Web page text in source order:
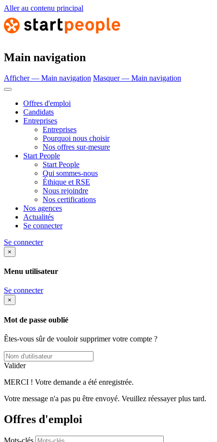
Aller au contenu principal
Main navigation
Afficher — Main navigation Masquer — Main navigation
Offres d'emploi
Candidats
Entreprises
Entreprises
Pourquoi nous choisir
Nos offres sur-mesure
Start People
Start People
Qui sommes-nous
Éthique et RSE
Nous rejoindre
Nos certifications
Nos agences
Actualités
Se connecter
Se connecter
×
Menu utilisateur
Se connecter
×
Mot de passe oublié
Êtes-vous sûr de vouloir supprimer votre compte ?
Valider
MERCI ! Votre demande a été enregistrée.
Votre message n'a pas pu être envoyé. Veuillez réessayer plus tard.
Offres d'emploi
Mots-clés